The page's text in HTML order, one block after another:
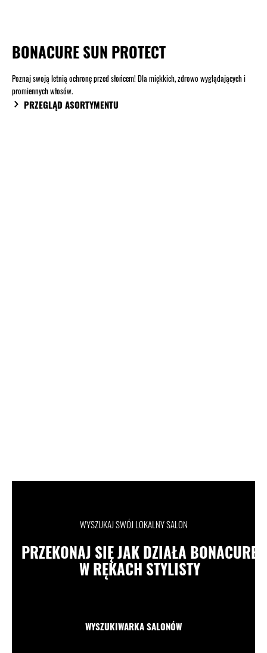
BONACURE SUN PROTECT
Poznaj swoją letnią ochronę przed słońcem! Dla miękkich, zdrowo wyglądających i
promiennych włosów.
PRZEGLĄD ASORTYMENTU
WYSZUKAJ SWÓJ LOKALNY SALON
PRZEKONAJ SIĘ JAK DZIAŁA BONACURE
W RĘKACH STYLISTY
WYSZUKIWARKA SALONÓW